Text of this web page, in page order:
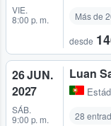
VIE.
8:00 p. m.
Más de
desde
26 JUN.
2027
SÁB.
9:00 p. m.
Luan
28